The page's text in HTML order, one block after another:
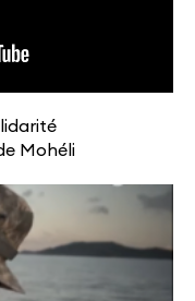
Mohéli